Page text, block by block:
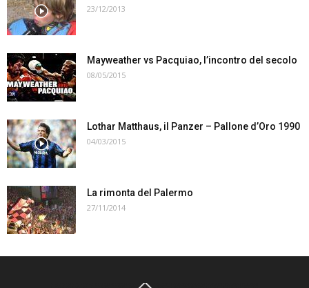
23/12/2013
Mayweather vs Pacquiao, l’incontro del secolo
08/05/2015
Lothar Matthaus, il Panzer – Pallone d’Oro 1990
04/03/2015
La rimonta del Palermo
27/11/2014